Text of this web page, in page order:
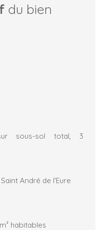
du bien
sous-sol total, 3
André de l'Eure
habitables